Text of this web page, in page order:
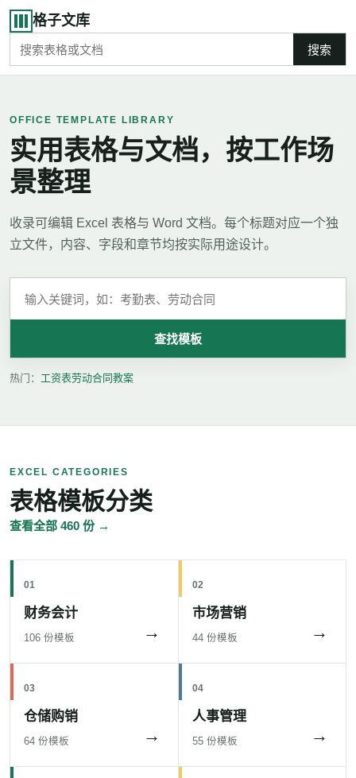
格子文库
搜索
OFFICE TEMPLATE LIBRARY
实用表格与文档，按工作场
景整理
收录可编辑 Excel 表格与 Word 文档。每个标题对应一个独
立文件，内容、字段和章节均按实际用途设计。
查找模板
热门： 工资表劳动合同教案
EXCEL CATEGORIES
表格模板分类
查看全部 460 份 →
01
财务会计
106 份模板 →
02
市场营销
44 份模板 →
03
仓储购销
64 份模板 →
04
人事管理
55 份模板 →